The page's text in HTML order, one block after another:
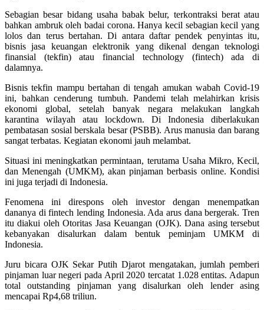
Sebagian besar bidang usaha babak belur, terkontraksi berat atau
bahkan ambruk oleh badai corona. Hanya kecil sebagian kecil yang
lolos dan terus bertahan. Di antara daftar pendek penyintas itu,
bisnis jasa keuangan elektronik yang dikenal dengan teknologi
finansial (tekfin) atau financial technology (fintech) ada di
dalamnya.
Bisnis tekfin mampu bertahan di tengah amukan wabah Covid-19
ini, bahkan cenderung tumbuh. Pandemi telah melahirkan krisis
ekonomi global, setelah banyak negara melakukan langkah
karantina wilayah atau lockdown. Di Indonesia diberlakukan
pembatasan sosial berskala besar (PSBB). Arus manusia dan barang
sangat terbatas. Kegiatan ekonomi jauh melambat.
Situasi ini meningkatkan permintaan, terutama Usaha Mikro, Kecil,
dan Menengah (UMKM), akan pinjaman berbasis online. Kondisi
ini juga terjadi di Indonesia.
Fenomena ini direspons oleh investor dengan menempatkan
dananya di fintech lending Indonesia. Ada arus dana bergerak. Tren
itu diakui oleh Otoritas Jasa Keuangan (OJK). Dana asing tersebut
kebanyakan disalurkan dalam bentuk peminjam UMKM di
Indonesia.
Juru bicara OJK Sekar Putih Djarot mengatakan, jumlah pemberi
pinjaman luar negeri pada April 2020 tercatat 1.028 entitas. Adapun
total outstanding pinjaman yang disalurkan oleh lender asing
mencapai Rp4,68 triliun.